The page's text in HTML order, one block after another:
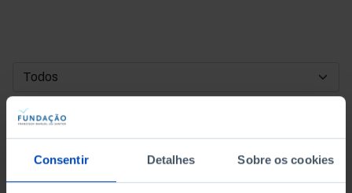
Consentir Detalhes Sobre os cookies
DATA DE INÍCIO
DATA DE FIM